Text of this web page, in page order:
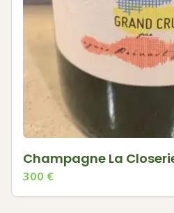
Champagne La
300 €